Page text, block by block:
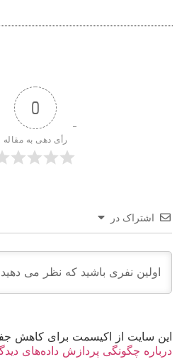
0
رأی دهی به مقاله
اشتراک در
این سایت از اکیسمت برای کاهش
درباره چگونگی پردازش داده‌های